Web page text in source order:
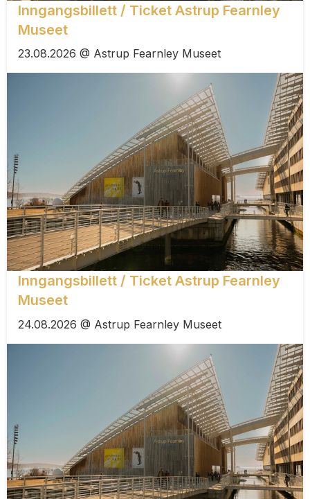
Inngangsbillett / Ticket Astrup Fearnley
Museet
23.08.2026 @ Astrup Fearnley Museet
Inngangsbillett / Ticket Astrup Fearnley
Museet
24.08.2026 @ Astrup Fearnley Museet